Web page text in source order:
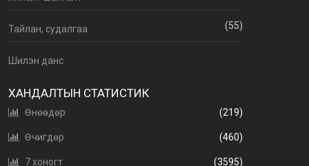
Тайлан, судалгаа (55)
Шилэн данс
ХАНДАЛТЫН СТАТИСТИК
Өнөөдөр (219)
Өчигдөр (460)
7 хоногт (3595)